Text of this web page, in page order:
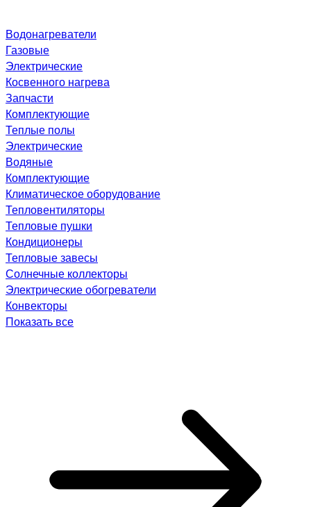
Водонагреватели
Газовые
Электрические
Косвенного нагрева
Запчасти
Комплектующие
Теплые полы
Электрические
Водяные
Комплектующие
Климатическое оборудование
Тепловентиляторы
Тепловые пушки
Кондиционеры
Тепловые завесы
Солнечные коллекторы
Электрические обогреватели
Конвекторы
Показать все